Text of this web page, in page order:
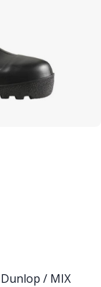
/ MIX